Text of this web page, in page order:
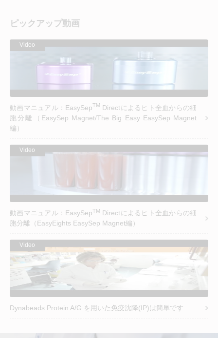
ピックアップ動画
Video
動画マニュアル：EasySepTM Directによるヒト全血からの細
胞分離（EasySep Magnet/The Big Easy EasySep Magnet
編）
Video
動画マニュアル：EasySepTM Directによるヒト全血からの細
胞分離（EasyEights EasySep Magnet編）
Video
Dynabeads Protein A/G を用いた免疫沈降(IP)は簡単です